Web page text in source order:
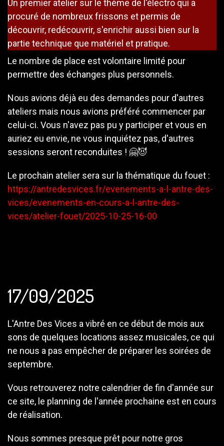
Un premier atelier sur le thème de l'électro qui a
procuré de nombreux frissons et permis de
découvrir, redécouvrir, s'enrichir aussi bien sur la
partie technique que matériel et pratique.
Le nombre de place est volontaire limité pour
permettre des échanges plus personnels.
Nous avions déjà eu des demandes pour d'autres
ateliers mais nous avions préféré commencer par
celui-ci. Vous n'avez pas pu y participer et vous en
auriez eu envie, ne vous inquiétez pas, d'autres
sessions seront reconduites ! 🤗😈
Le prochain atelier sera sur la thématique du fouet :
https://antredesvices.fr/evenements-a-l-antre-des-
vices/evenements-en-cours-a-l-antre-des-
vices/atelier-fouet/2025-10-25-16-00
17/09/2025
L'Antre Des Vices a vibré en ce début de mois aux
sons de quelques locations assez musicales, ce qui
ne nous a pas empêcher de préparer les soirées de
septembre.
Vous retrouverez notre calendrier de fin d'année sur
ce site, le planning de l'année prochaine est en cours
de réalisation.
Nous sommes presque prêt pour notre gros